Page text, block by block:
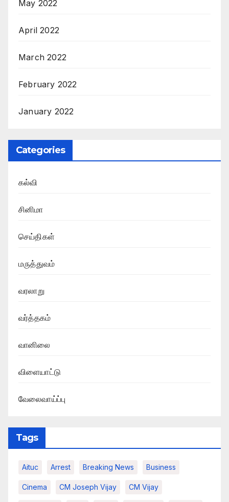
May 2022
April 2022
March 2022
February 2022
January 2022
Categories
கல்வி
சினிமா
செய்திகள்
மருத்துவம்
வரலாறு
வர்த்தகம்
வானிலை
விளையாட்டு
வேலைவாய்ப்பு
Tags
Aituc Arrest Breaking News​ Business
Cinema CM Joseph Vijay CM Vijay